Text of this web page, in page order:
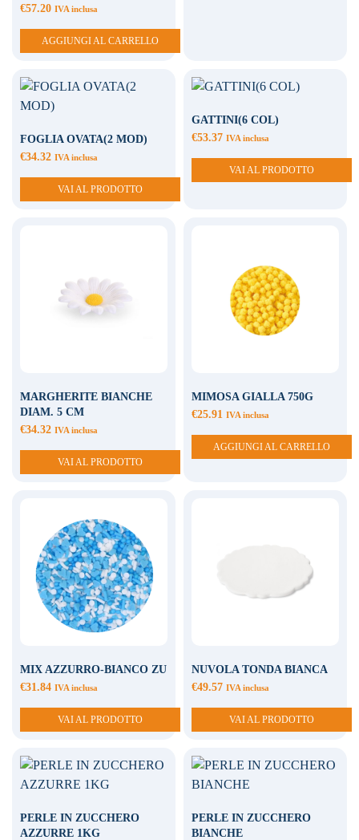
€57.20 IVA inclusa
AGGIUNGI AL CARRELLO
FOGLIA OVATA(2 MOD)
€34.32 IVA inclusa
VAI AL PRODOTTO
GATTINI(6 COL)
€53.37 IVA inclusa
VAI AL PRODOTTO
MARGHERITE BIANCHE
DIAM. 5 CM
€34.32 IVA inclusa
VAI AL PRODOTTO
MIMOSA GIALLA 750G
€25.91 IVA inclusa
AGGIUNGI AL CARRELLO
MIX AZZURRO-BIANCO ZU
€31.84 IVA inclusa
VAI AL PRODOTTO
NUVOLA TONDA BIANCA
€49.57 IVA inclusa
VAI AL PRODOTTO
PERLE IN ZUCCHERO
AZZURRE 1KG
PERLE IN ZUCCHERO
BIANCHE